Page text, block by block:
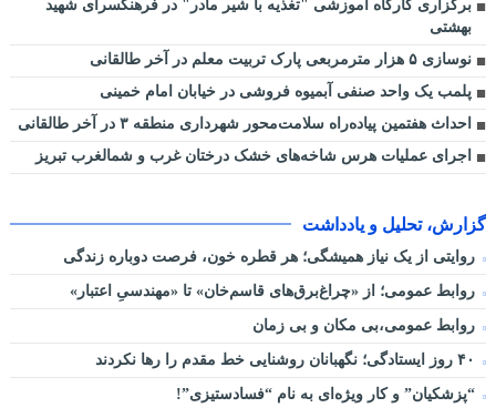
برگزاری کارگاه آموزشی "تغذیه با شیر مادر" در فرهنگسرای شهید
بهشتی
نوسازی ۵ هزار مترمربعی پارک تربیت معلم در آخر طالقانی
پلمب یک واحد صنفی آبمیوه فروشی در خیابان امام خمینی
احداث هفتمین پیاده‌راه سلامت‌محور شهرداری منطقه ۳ در آخر طالقانی
اجرای عملیات هرس شاخه‌های خشک درختان غرب و شمالغرب تبریز
گزارش، تحلیل و یادداشت
روایتی از یک نیاز همیشگی؛ هر قطره خون، فرصت دوباره زندگی
روابط عمومی؛ از «چراغ‌برق‌های قاسم‌خان» تا «مهندسیِ اعتبار»
روابط عمومی،بی مکان و بی زمان
“پزشکیان” و کار ویژه‌ای به نام “فسادستیزی”!